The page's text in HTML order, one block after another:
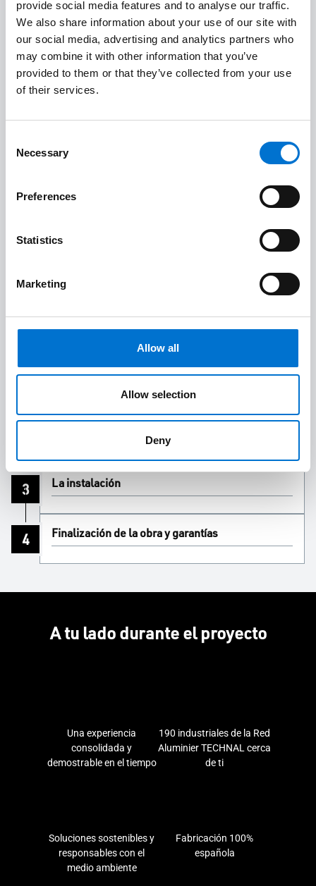
provide social media features and to analyse our traffic.
We also share information about your use of our site with
our social media, advertising and analytics partners who
may combine it with other information that you’ve
provided to them or that they’ve collected from your use
of their services.
Selection
Necessary
Preferences
Statistics
Marketing
Allow all
Allow selection
Deny
Tu industrial instalador Aluminier TECHNAL te guiará paso
Desde el asesoramiento hasta la
instalación, tu industrial Aluminier
TECHNAL a tu lado cada momento.
empresas independientes, reconocidas por su experiencia
tanto en proyectos a gran escala como en viviendas
individuales. Fabrican los sistemas de carpintería de
aluminio a medida en sus propios talleres y los instalan
cualificado, formado y especializado te ayudará en todas
en obra.
Del pedido a la fabricación
3 La instalación
4 Finalización de la obra y garantías
A tu lado durante el proyecto
Una experiencia
consolidada y
demostrable en el tiempo
190 industriales de la Red
Aluminier TECHNAL cerca
de ti
Soluciones sostenibles y
responsables con el
medio ambiente
Fabricación 100%
española